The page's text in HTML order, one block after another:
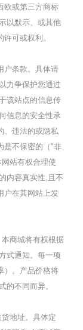
欧或第三方商标
以默示、或其他
可或权利。
户条款。具体请
以力争保护您通过
该站点的信息传
信息的安全性承
、违法的或隐私
是不保密的（"非
站有权合理使
内容真实性, 且不
户在其网站上发
商城将有权根据
式通知。每一项
）。产品价格将
的不同而异。
地址。具体定